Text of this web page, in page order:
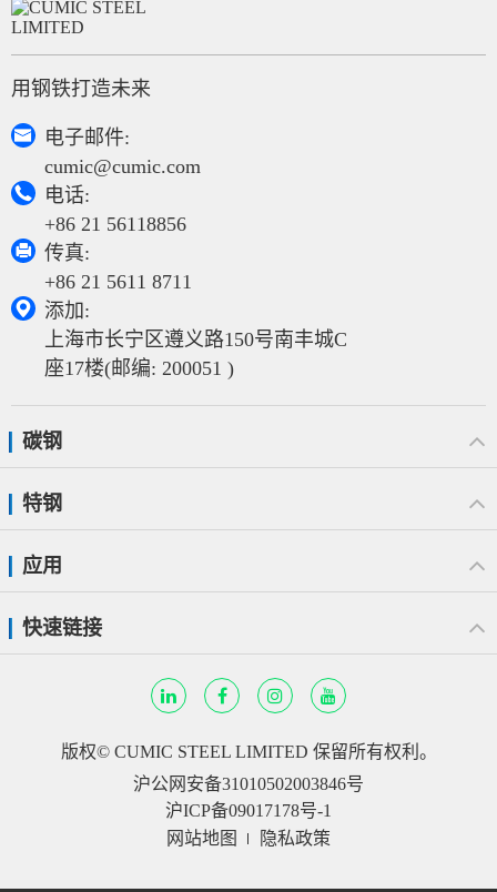
用钢铁打造未来

电子邮件:
cumic@cumic.com

电话:
+86 21 56118856

传真:
+86 21 5611 8711

添加:
上海市长宁区遵义路150号南丰城C
座17楼(邮编: 200051 )
碳钢
特钢
应用
快速链接
版权© CUMIC STEEL LIMITED 保留所有权利。
沪公网安备31010502003846号
沪ICP备09017178号-1
网站地图
隐私政策